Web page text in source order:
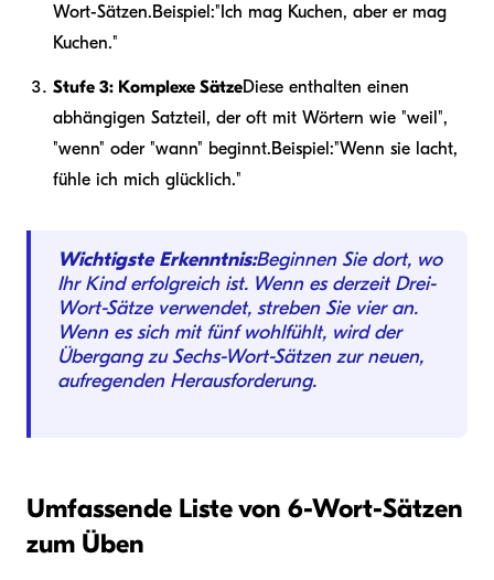
Wort-Sätzen.Beispiel:"Ich mag Kuchen, aber er mag
Kuchen."
Stufe 3: Komplexe SätzeDiese enthalten einen
abhängigen Satzteil, der oft mit Wörtern wie "weil",
"wenn" oder "wann" beginnt.Beispiel:"Wenn sie lacht,
fühle ich mich glücklich."
Wichtigste Erkenntnis:Beginnen Sie dort, wo
Ihr Kind erfolgreich ist. Wenn es derzeit Drei-
Wort-Sätze verwendet, streben Sie vier an.
Wenn es sich mit fünf wohlfühlt, wird der
Übergang zu Sechs-Wort-Sätzen zur neuen,
aufregenden Herausforderung.
Umfassende Liste von 6-Wort-Sätzen
zum Üben